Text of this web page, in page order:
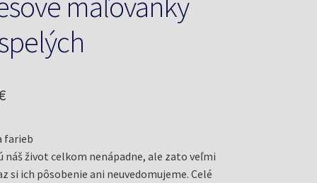
Aktuálna
je:
5,70 €.
farieb
náš život celkom nenápadne, ale zato veľmi
si ich pôsobenie ani neuvedomujeme. Celé